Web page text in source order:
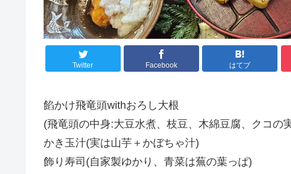
Twitter Facebook はてブ
餡かけ飛竜頭withおろし大根
(飛竜頭の中身:大豆水煮、枝豆、木綿豆腐、クコの実
かき玉汁(実は山芋＋かぼちゃ汁)
飾り寿司(自家製ゆかり、青菜は蕪の葉っぱ)